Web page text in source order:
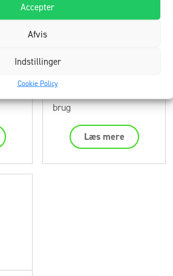
Accepter
Afvis
Indstillinger
Cookie Policy
ElaProof Base
brug
Læs mere